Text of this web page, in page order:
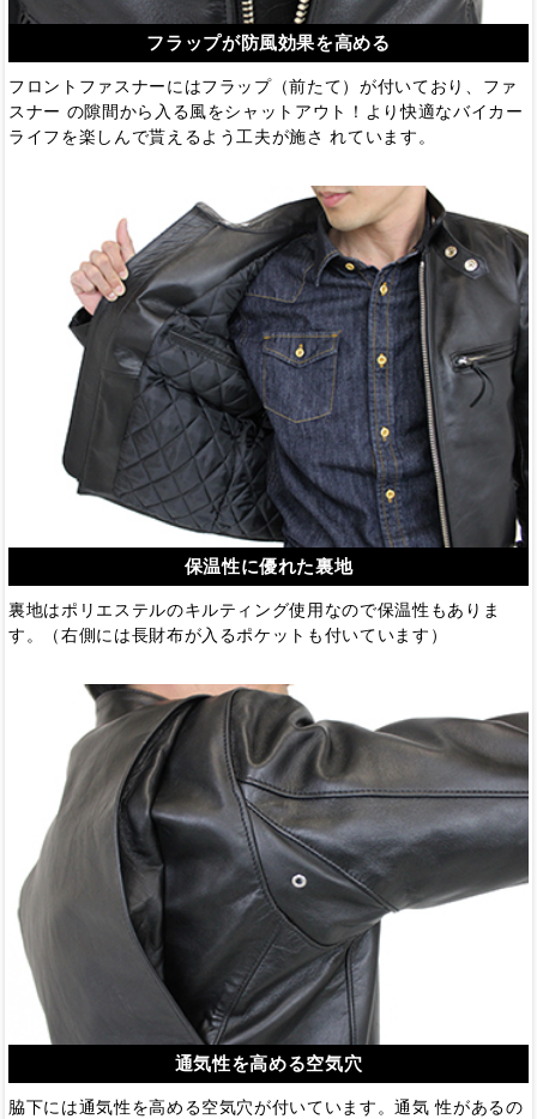
フラップが防風効果を高める
フロントファスナーにはフラップ（前たて）が付いており、ファ
スナー の隙間から入る風をシャットアウト！より快適なバイカー
ライフを楽しんで貰えるよう工夫が施さ れています。
保温性に優れた裏地
裏地はポリエステルのキルティング使用なので保温性もありま
す。（右側には長財布が入るポケットも付いています）
通気性を高める空気穴
脇下には通気性を高める空気穴が付いています。通気 性があるの